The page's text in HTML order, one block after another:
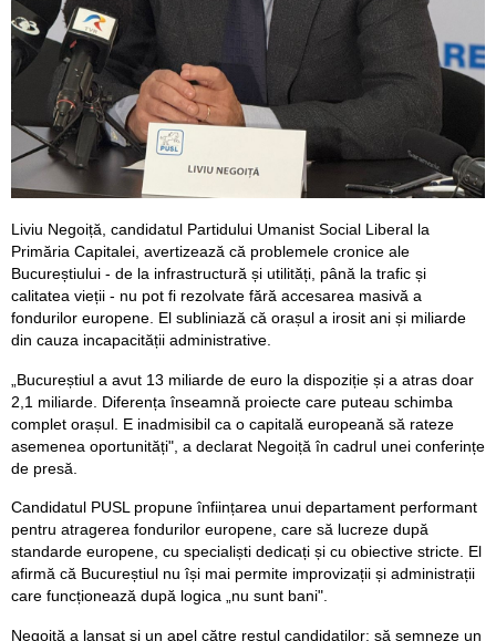
Liviu Negoiță, candidatul Partidului Umanist Social Liberal la
Primăria Capitalei, avertizează că problemele cronice ale
Bucureștiului - de la infrastructură și utilități, până la trafic și
calitatea vieții - nu pot fi rezolvate fără accesarea masivă a
fondurilor europene. El subliniază că orașul a irosit ani și miliarde
din cauza incapacității administrative.
„Bucureștiul a avut 13 miliarde de euro la dispoziție și a atras doar
2,1 miliarde. Diferența înseamnă proiecte care puteau schimba
complet orașul. E inadmisibil ca o capitală europeană să rateze
asemenea oportunități", a declarat Negoiță în cadrul unei conferințe
de presă.
Candidatul PUSL propune înființarea unui departament performant
pentru atragerea fondurilor europene, care să lucreze după
standarde europene, cu specialiști dedicați și cu obiective stricte. El
afirmă că Bucureștiul nu își mai permite improvizații și administrații
care funcționează după logica „nu sunt bani".
Negoiță a lansat și un apel către restul candidaților: să semneze un